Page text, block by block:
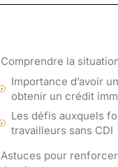
Comprendre la
Importance d’avoir
obtenir un crédit
Les défis auxquels
travailleurs sans CDI
Astuces pour